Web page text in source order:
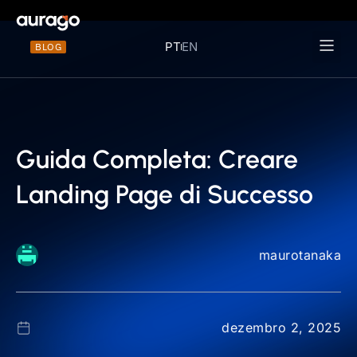
BLOG PTEN
Guida Completa: Creare
Landing Page di Successo
maurotanaka
dezembro 2, 2025